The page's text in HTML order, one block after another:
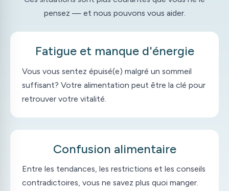
pensez — et nous pouvons vous aider.
Fatigue et manque d'énergie
Vous vous sentez épuisé(e) malgré un sommeil
suffisant? Votre alimentation peut être la clé pour
retrouver votre vitalité.
Confusion alimentaire
Entre les tendances, les restrictions et les conseils
contradictoires, vous ne savez plus quoi manger.